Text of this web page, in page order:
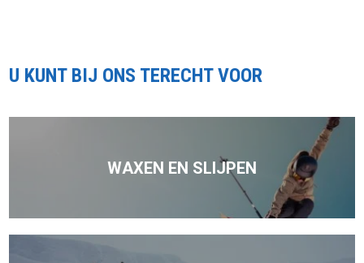
U KUNT BIJ ONS TERECHT VOOR
WAXEN EN SLIJPEN